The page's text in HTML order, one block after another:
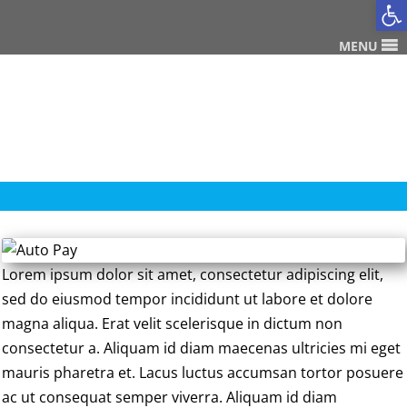
MENU
​
Lorem ipsum dolor sit amet, consectetur adipiscing elit,
sed do eiusmod tempor incididunt ut labore et dolore
magna aliqua. Erat velit scelerisque in dictum non
consectetur a. Aliquam id diam maecenas ultricies mi eget
mauris pharetra et. Lacus luctus accumsan tortor posuere
ac ut consequat semper viverra. Aliquam id diam